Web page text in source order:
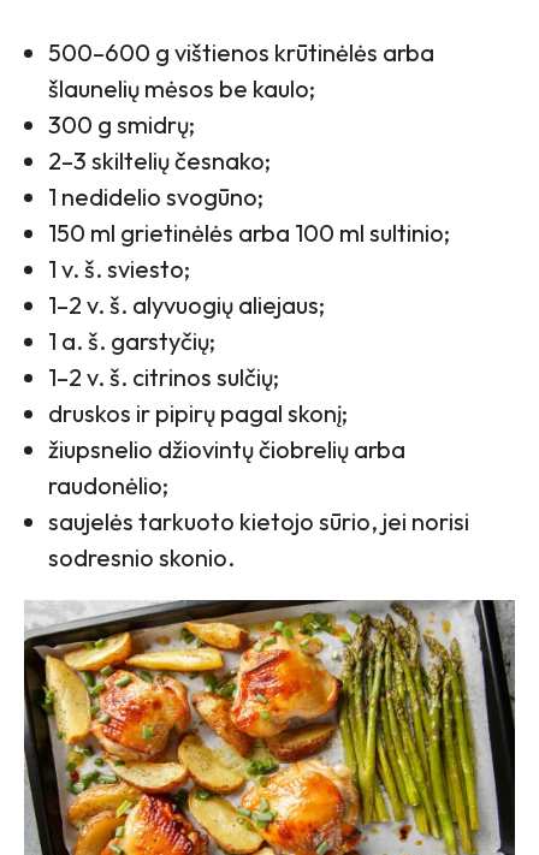
500–600 g vištienos krūtinėlės arba
šlaunelių mėsos be kaulo;
300 g smidrų;
2–3 skiltelių česnako;
1 nedidelio svogūno;
150 ml grietinėlės arba 100 ml sultinio;
1 v. š. sviesto;
1–2 v. š. alyvuogių aliejaus;
1 a. š. garstyčių;
1–2 v. š. citrinos sulčių;
druskos ir pipirų pagal skonį;
žiupsnelio džiovintų čiobrelių arba
raudonėlio;
saujelės tarkuoto kietojo sūrio, jei norisi
sodresnio skonio.